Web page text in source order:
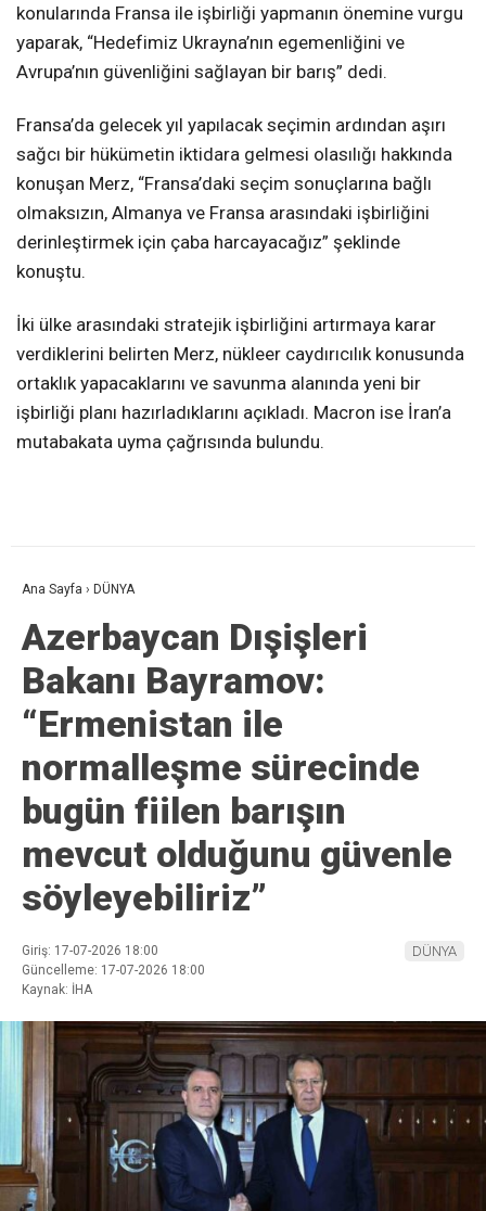
konularında Fransa ile işbirliği yapmanın önemine vurgu
yaparak, “Hedefimiz Ukrayna’nın egemenliğini ve
Avrupa’nın güvenliğini sağlayan bir barış” dedi.
Fransa’da gelecek yıl yapılacak seçimin ardından aşırı
sağcı bir hükümetin iktidara gelmesi olasılığı hakkında
konuşan Merz, “Fransa’daki seçim sonuçlarına bağlı
olmaksızın, Almanya ve Fransa arasındaki işbirliğini
derinleştirmek için çaba harcayacağız” şeklinde
konuştu.
İki ülke arasındaki stratejik işbirliğini artırmaya karar
verdiklerini belirten Merz, nükleer caydırıcılık konusunda
ortaklık yapacaklarını ve savunma alanında yeni bir
işbirliği planı hazırladıklarını açıkladı. Macron ise İran’a
mutabakata uyma çağrısında bulundu.
Ana Sayfa › DÜNYA
Azerbaycan Dışişleri
Bakanı Bayramov:
“Ermenistan ile
normalleşme sürecinde
bugün fiilen barışın
mevcut olduğunu güvenle
söyleyebiliriz”
Giriş: 17-07-2026 18:00
Güncelleme: 17-07-2026 18:00
Kaynak: İHA
DÜNYA